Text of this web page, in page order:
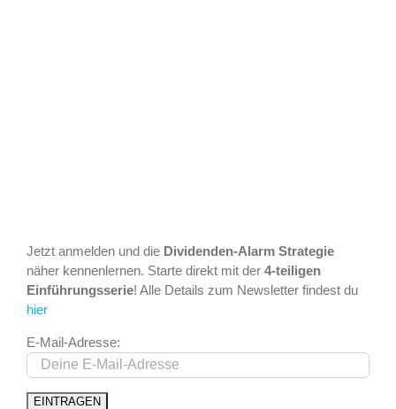
Jetzt anmelden und die Dividenden-Alarm Strategie
näher kennenlernen. Starte direkt mit der 4-teiligen
Einführungsserie! Alle Details zum Newsletter findest du
hier
E-Mail-Adresse: